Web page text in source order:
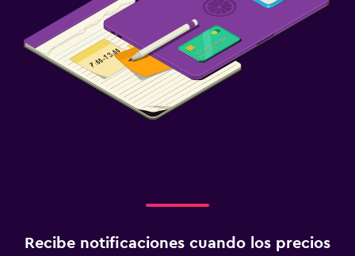
Recibe notificaciones cuando los precios